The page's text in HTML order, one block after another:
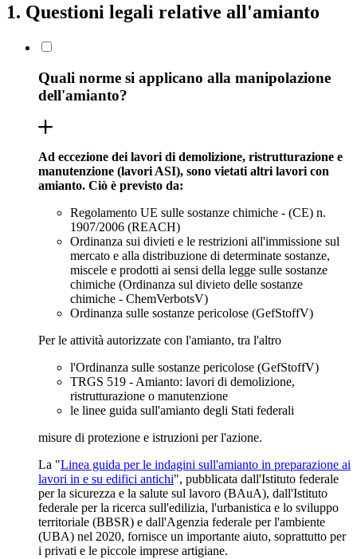
1. Questioni legali relative all'amianto
Quali norme si applicano alla manipolazione
dell'amianto?
Ad eccezione dei lavori di demolizione, ristrutturazione e
manutenzione (lavori ASI), sono vietati altri lavori con
amianto. Ciò è previsto da:
Regolamento UE sulle sostanze chimiche - (CE) n.
1907/2006 (REACH)
Ordinanza sui divieti e le restrizioni all'immissione sul
mercato e alla distribuzione di determinate sostanze,
miscele e prodotti ai sensi della legge sulle sostanze
chimiche (Ordinanza sul divieto delle sostanze
chimiche - ChemVerbotsV)
Ordinanza sulle sostanze pericolose (GefStoffV)
Per le attività autorizzate con l'amianto, tra l'altro
l'Ordinanza sulle sostanze pericolose (GefStoffV)
TRGS 519 - Amianto: lavori di demolizione,
ristrutturazione o manutenzione
le linee guida sull'amianto degli Stati federali
misure di protezione e istruzioni per l'azione.
La "Linea guida per le indagini sull'amianto in preparazione ai
lavori in e su edifici antichi", pubblicata dall'Istituto federale
per la sicurezza e la salute sul lavoro (BAuA), dall'Istituto
federale per la ricerca sull'edilizia, l'urbanistica e lo sviluppo
territoriale (BBSR) e dall'Agenzia federale per l'ambiente
(UBA) nel 2020, fornisce un importante aiuto, soprattutto per
i privati e le piccole imprese artigiane.